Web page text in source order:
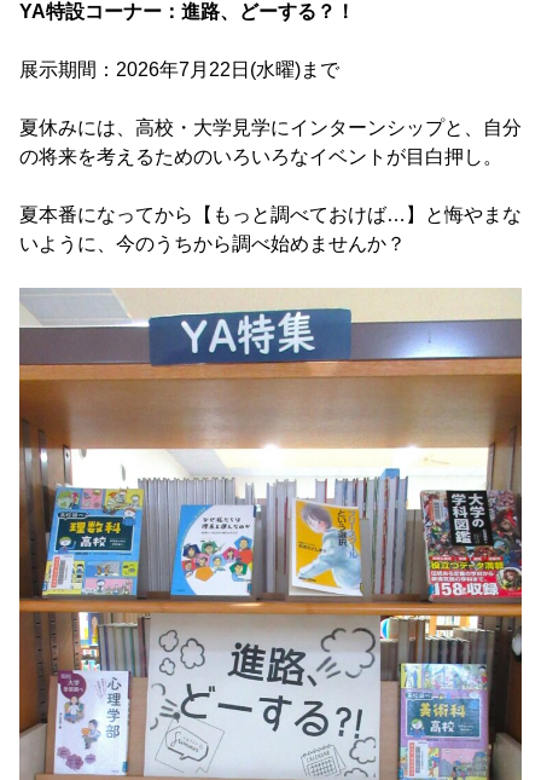
YA特設コーナー：進路、どーする？！
展示期間：2026年7月22日(水曜)まで
夏休みには、高校・大学見学にインターンシップと、自分
の将来を考えるためのいろいろなイベントが目白押し。
夏本番になってから【もっと調べておけば…】と悔やまな
いように、今のうちから調べ始めませんか？